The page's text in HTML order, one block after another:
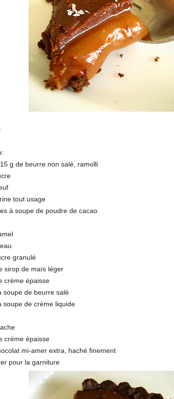
g de beurre non salé, ramolli
tout usage
à soupe de poudre de cacao
granulé
sirop de maïs léger
crème épaisse
soupe de beurre salé
soupe de crème liquide
crème épaisse
mi-amer extra, haché finement
pour la garniture